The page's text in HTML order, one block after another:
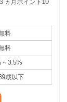
ヵ月ポイント10
料
料
～3.5%
歳以下